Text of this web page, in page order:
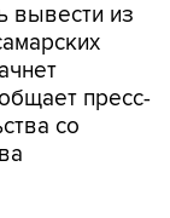
вывести из
пресс-
со